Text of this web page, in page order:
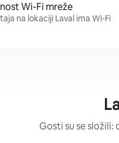
Wi-Fi mreže
na lokaciji Laval ima Wi-Fi
Gosti su se